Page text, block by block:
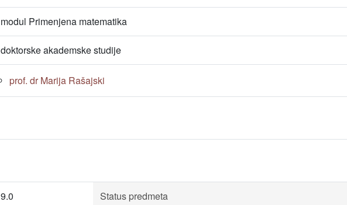
modul Primenjena matematika
doktorske akademske studije
prof. dr Marija Rašajski
9.0 Status predmeta